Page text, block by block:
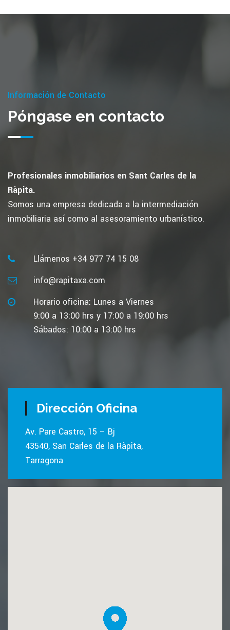
Información de Contacto
Póngase en contacto
Profesionales inmobiliarios en Sant Carles de la
Ràpita.
Somos una empresa dedicada a la intermediación
inmobiliaria así como al asesoramiento urbanístico.
Llámenos +34 977 74 15 08
info@rapitaxa.com
Horario oficina: Lunes a Viernes
9:00 a 13:00 hrs y 17:00 a 19:00 hrs
Sábados: 10:00 a 13:00 hrs
Dirección Oficina
Av. Pare Castro, 15 – Bj
43540, San Carles de la Ràpita,
Tarragona